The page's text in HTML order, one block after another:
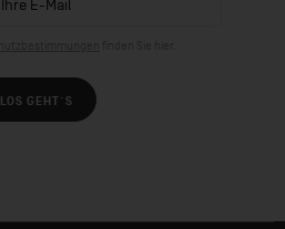
LOS GEHT´S